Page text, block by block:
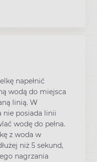
napełnić
wodą do miejsca
linią. W
nie posiada linii
wodę do pełna.
z woda w
niż 5 sekund,
nagrzania